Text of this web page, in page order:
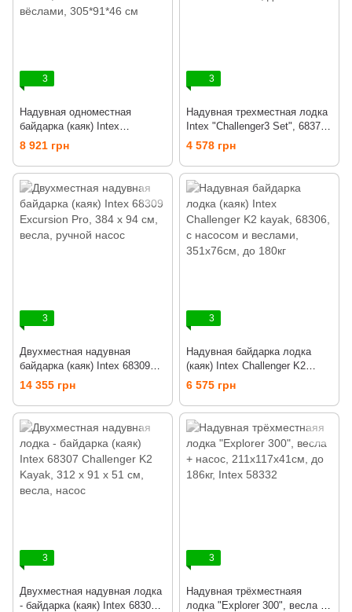
3
Надувная одноместная
байдарка (каяк) Intex
EXCURSION PRO K1, 68303,
с насосом и вёслами,
305*91*46 см
8 921 грн
3
Надувная трехместная лодка
Intex "Challenger3 Set", 68370,
весла + насос, 295*137*43 см,
до 200кг
4 578 грн
3
Двухместная надувная
байдарка (каяк) Intex 68309
Excursion Pro, 384 х 94 см,
весла, ручной насос
14 355 грн
3
Надувная байдарка лодка
(каяк) Intex Challenger K2
kayak, 68306, с насосом и
веслами, 351х76см, до 180кг
6 575 грн
3
Двухместная надувная лодка
- байдарка (каяк) Intex 68307
3
Надувная трёхместнаяя
лодка "Explorer 300", весла +